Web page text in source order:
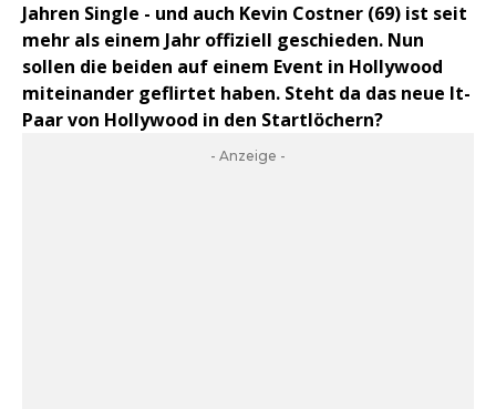
Jahren Single - und auch Kevin Costner (69) ist seit
mehr als einem Jahr offiziell geschieden. Nun
sollen die beiden auf einem Event in Hollywood
miteinander geflirtet haben. Steht da das neue It-
Paar von Hollywood in den Startlöchern?
- Anzeige -